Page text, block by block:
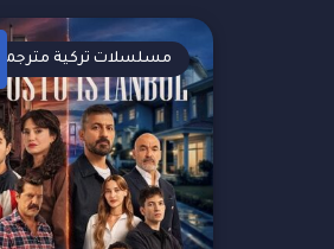
مسلسلات تركية مترجمة